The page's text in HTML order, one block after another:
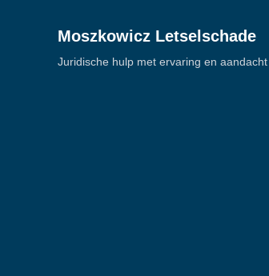
Moszkowicz Letselschade
Juridische hulp met ervaring en aandacht